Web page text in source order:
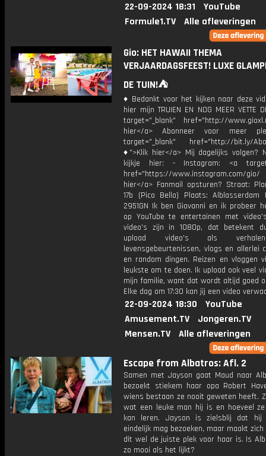
22-09-2024 18:31
YouTube
Formule1.TV
Alle afleveringen
Gio: HET HAWAII THEMA
VERJAARDAGSFEEST! LUXE
DE TUIN!⛺️
♦ Bedankt voor het kijken naar deze
hier mijn TRUIEN EN NOG MEER VETTE
target="_blank" href="http://
hier</a> Abonneer voor meer
target="_blank" href="http://bit.ly/
♦">Klik hier</a> Mij dagelijks volgen?
kijkje hier: - Instagram: <a
href="https://www.instagram.com/
hier</a> Fanmail opsturen? Straat:
17b (Pico Bello) Plaats: Alblasserdam
2951GN Ik ben Giovanni en ik probeer
op YouTube te entertainen met
video's zijn in 1080p, dat betekent
upload video's als
levensgebeurtenissen, vlogs en allerlei
en random dingen. Reizen en vloggen
leukste om te doen. Ik upload ook veel
mijn familie, want dat wordt altijd goed
Elke dag om 17:30 kan jij een video
22-09-2024 18:30
YouTube
Amusement.TV
Jongeren.TV
Mensen.TV
Alle afleveringen
Escape from Albatros: Afl. 2
Samen met Jayson gaat Maud naar
bezoekt stiekem haar opa Robert
wiens bestaan ze nooit geweten heeft.
wat een leuke man hij is en hoeveel
kan leren. Jayson is zielsblij dat hij
eindelijk mag bezoeken, maar maakt
dit wel de juiste plek voor haar is. Is
zo mooi als het lijkt?